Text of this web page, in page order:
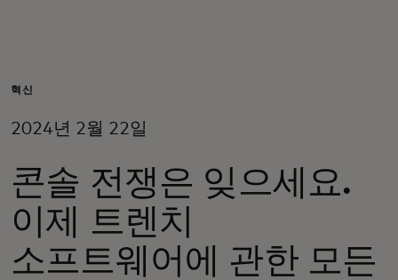
이노베이터
뉴스 & 인사이트
혁신
2024년 2월 22일
콘솔 전쟁은 잊으세요.
이제 트렌치
소프트웨어에 관한 모든